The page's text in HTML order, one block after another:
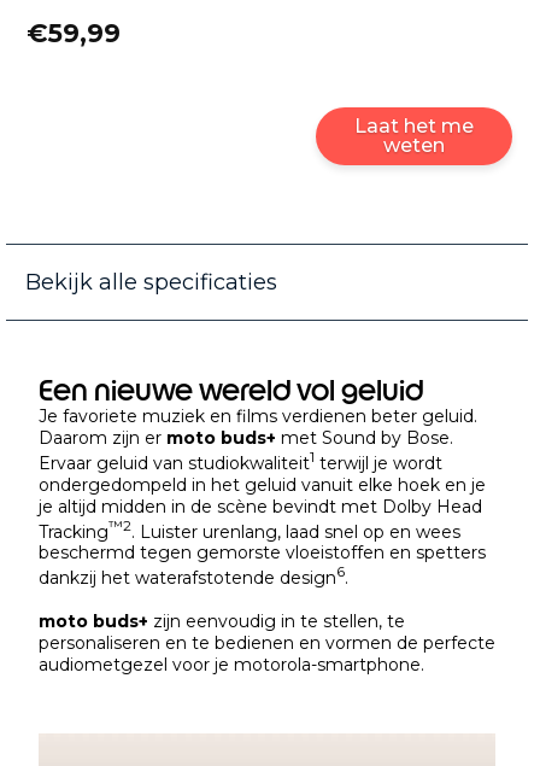
€59,99
Laat het me
weten
Bekijk alle specificaties
Een nieuwe wereld vol geluid
Je favoriete muziek en films verdienen beter geluid.
Daarom zijn er moto buds+ met Sound by Bose.
Ervaar geluid van studiokwaliteit1 terwijl je wordt
ondergedompeld in het geluid vanuit elke hoek en je
je altijd midden in de scène bevindt met Dolby Head
Tracking™2. Luister urenlang, laad snel op en wees
beschermd tegen gemorste vloeistoffen en spetters
dankzij het waterafstotende design6.
moto buds+ zijn eenvoudig in te stellen, te
personaliseren en te bedienen en vormen de perfecte
audiometgezel voor je motorola-smartphone.